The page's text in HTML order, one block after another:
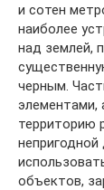
и сотен
наиболее
над землей,
черным.
элементами,
территорию
объектов,